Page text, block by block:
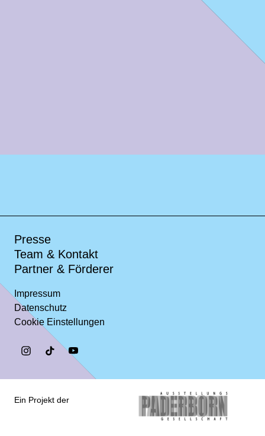
Presse
Team & Kontakt
Partner & Förderer
Impressum
Datenschutz
Cookie Einstellungen
Ein Projekt der